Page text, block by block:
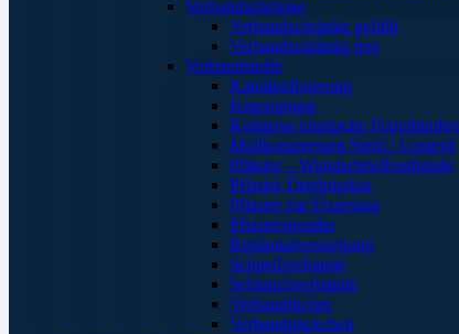
Verbandschränke
Verbandschränke gefüllt
Verbandschränke leer
Verbandstoffe
Kanülenfixierung
Kinesoptape
Kohäsive elastische Fixierbinden
Mullkompressen Steril / Unsteril
Pflaster – Wundschnellverbände
Pflaster Detektierbar
Pflaster zur Fixierung
Pflasterspender
Replantatversorgung
Schnellverbände
Schlauchverbände
Verbandtücher
Verbandpäckchen